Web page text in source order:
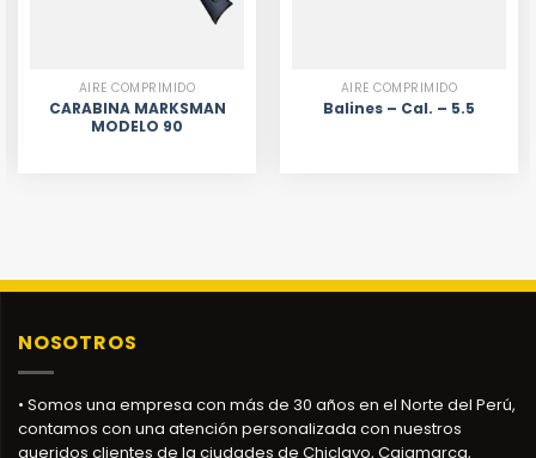
AIRE COMPRIMIDO
CARABINA MARKSMAN
MODELO 90
AIRE COMPRIMIDO
Balines – Cal. – 5.5
NOSOTROS
• Somos una empresa con más de 30 años en el Norte del Perú,
contamos con una atención personalizada con nuestros
queridos clientes de la ciudades de Chiclayo, Cajamarca,